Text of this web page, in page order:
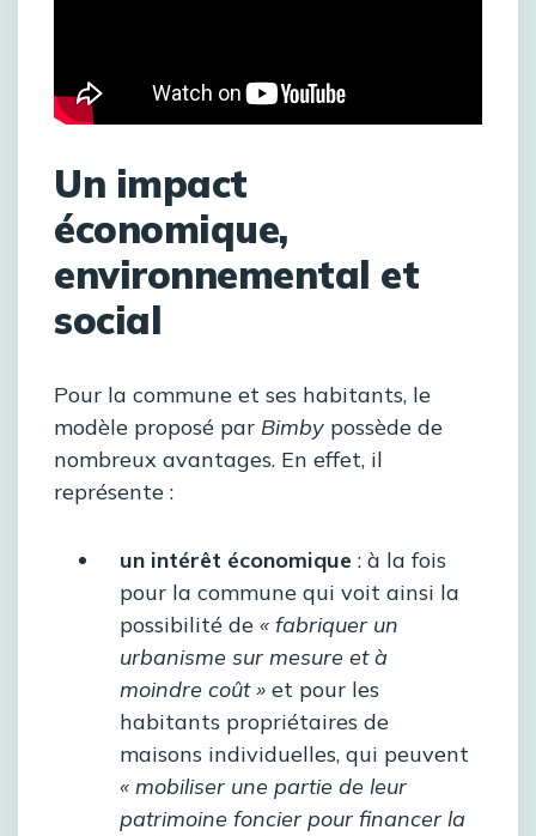
Un impact
économique,
environnemental et
social
Pour la commune et ses habitants, le
modèle proposé par Bimby possède de
nombreux avantages. En effet, il
représente :
un intérêt économique : à la fois
pour la commune qui voit ainsi la
possibilité de « fabriquer un
urbanisme sur mesure et à
moindre coût » et pour les
habitants propriétaires de
maisons individuelles, qui peuvent
« mobiliser une partie de leur
patrimoine foncier pour financer la